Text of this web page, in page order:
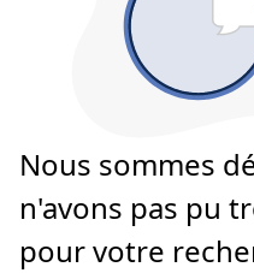
Nous sommes
n'avons pas pu
pour votre